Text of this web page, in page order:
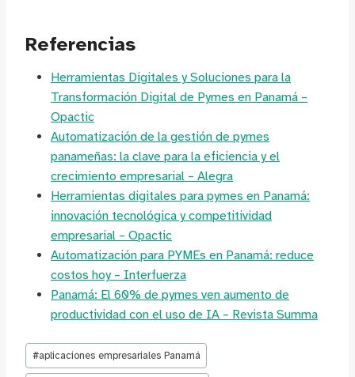
Referencias
Herramientas Digitales y Soluciones para la
Transformación Digital de Pymes en Panamá –
Opactic
Automatización de la gestión de pymes
panameñas: la clave para la eficiencia y el
crecimiento empresarial – Alegra
Herramientas digitales para pymes en Panamá:
innovación tecnológica y competitividad
empresarial – Opactic
Automatización para PYMEs en Panamá: reduce
costos hoy – Interfuerza
Panamá: El 60% de pymes ven aumento de
productividad con el uso de IA – Revista Summa
Etiquetas
de
#aplicaciones empresariales Panamá